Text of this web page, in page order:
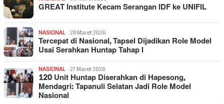
GREAT Institute Kecam Serangan IDF ke UNIFIL
NASIONAL 28 Maret 2026
Tercepat di Nasional, Tapsel Dijadikan Role Model
Usai Serahkan Huntap Tahap I
NASIONAL 27 Maret 2026
120 Unit Huntap Diserahkan di Hapesong,
Mendagri: Tapanuli Selatan Jadi Role Model
Nasional